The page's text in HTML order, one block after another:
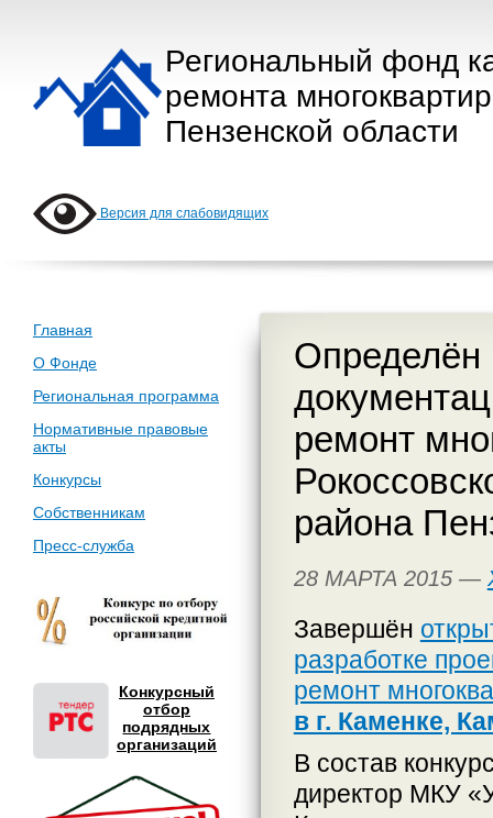
Региональный фонд
ремонта
Пензенской области
Версия для слабовидящих
Главная
О Фонде
Региональная программа
Нормативные правовые
акты
Конкурсы
Собственникам
Пресс-служба
Конкурсный
отбор
подрядных
организаций
Определён
ремонт
района
28 МАРТА 2015 —
Завершён
разработке
ремонт
в г. Каменке,
В состав
директор МКУ